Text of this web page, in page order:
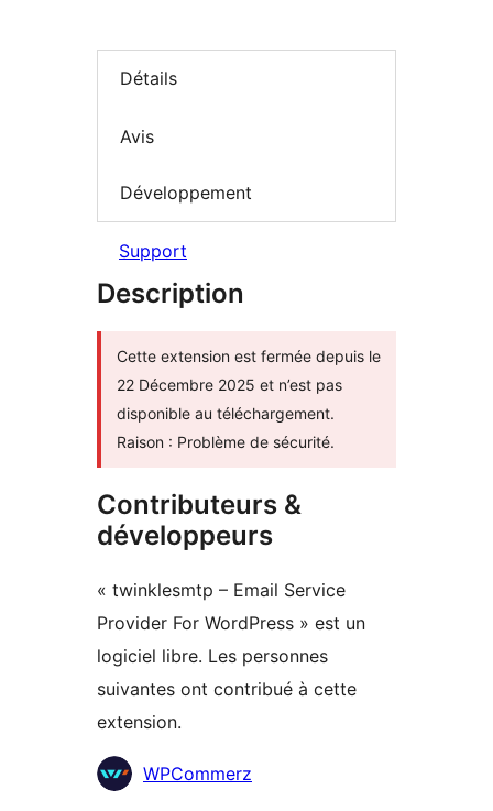
Détails
Avis
Développement
Support
Description
Cette extension est fermée depuis le
22 Décembre 2025 et n’est pas
disponible au téléchargement.
Raison : Problème de sécurité.
Contributeurs &
développeurs
« twinklesmtp – Email Service
Provider For WordPress » est un
logiciel libre. Les personnes
suivantes ont contribué à cette
extension.
Contributeurs
WPCommerz